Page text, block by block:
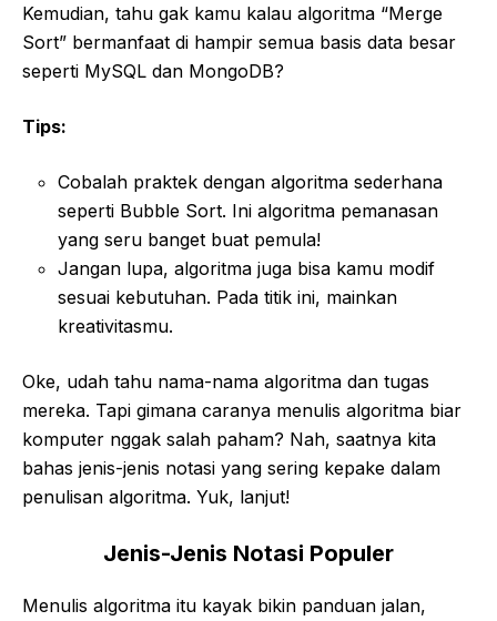
Kemudian, tahu gak kamu kalau algoritma “Merge
Sort” bermanfaat di hampir semua basis data besar
seperti MySQL dan MongoDB?
Tips:
Cobalah praktek dengan algoritma sederhana
seperti Bubble Sort. Ini algoritma pemanasan
yang seru banget buat pemula!
Jangan lupa, algoritma juga bisa kamu modif
sesuai kebutuhan. Pada titik ini, mainkan
kreativitasmu.
Oke, udah tahu nama-nama algoritma dan tugas
mereka. Tapi gimana caranya menulis algoritma biar
komputer nggak salah paham? Nah, saatnya kita
bahas jenis-jenis notasi yang sering kepake dalam
penulisan algoritma. Yuk, lanjut!
Jenis-Jenis Notasi Populer
Menulis algoritma itu kayak bikin panduan jalan,